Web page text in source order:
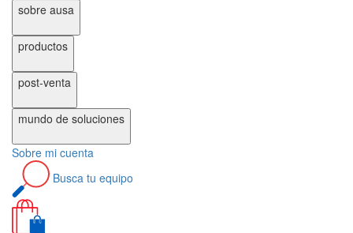
sobre ausa
productos
post-venta
mundo de soluciones
Sobre mi cuenta
Busca tu equipo